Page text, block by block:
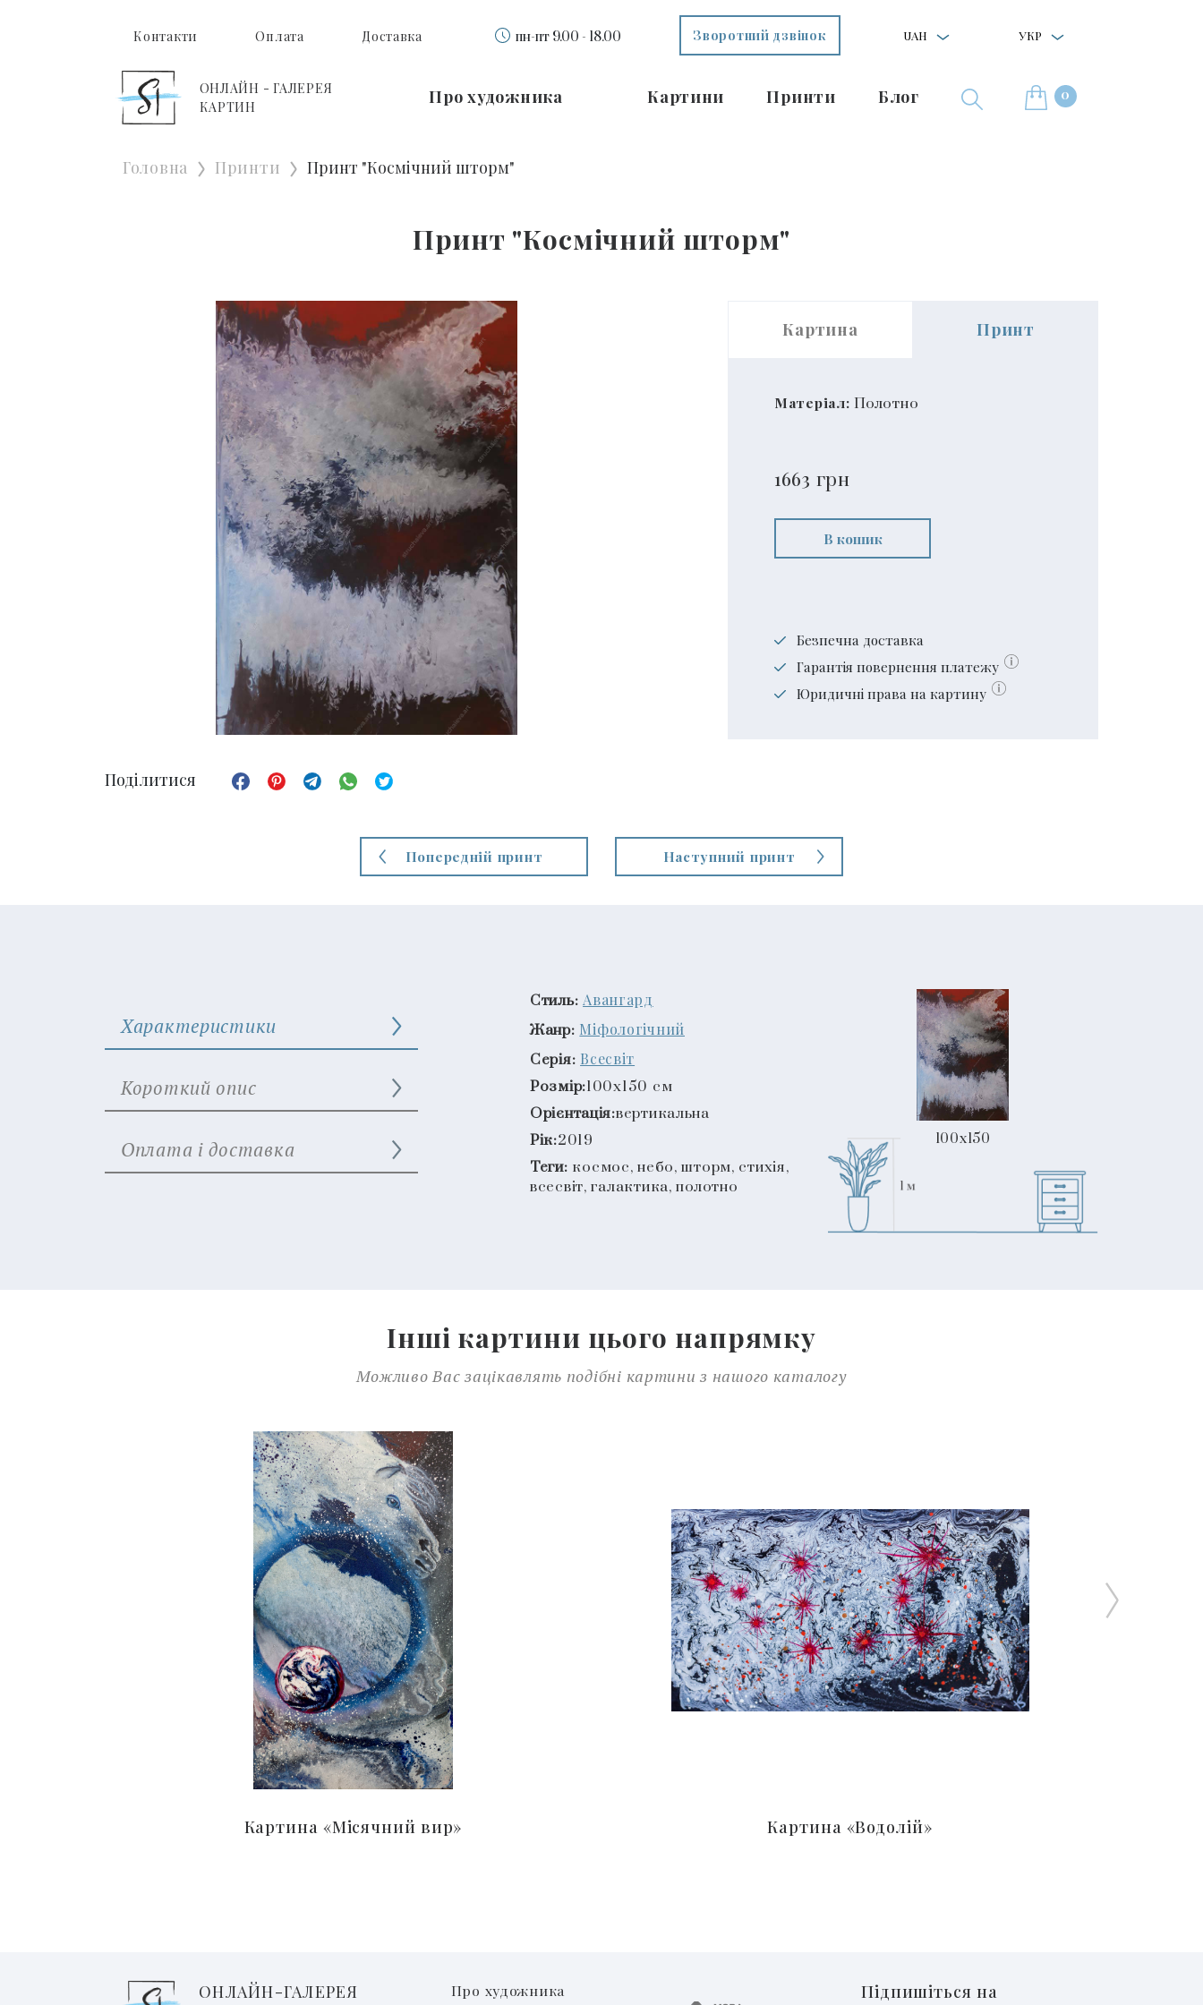
Контакти Оплата Доставка пн-пт 9.00 - 18.00 Зворотний дзвінок UAH УКР
ОНЛАЙН - ГАЛЕРЕЯ
КАРТИН
Про художника Картини Принти Блог 0
Головна Принти Принт "Космічний шторм"
Принт "Космічний шторм"
Картина Принт
Матеріал: Полотно
1663 грн
В кошик
Безпечна доставка
Гарантія повернення платежу
Юридичні права на картину
Поділитися
Попередній принт Наступний принт
Характеристики
Короткий опис
Оплата і доставка
Стиль: Авангард
Жанр: Міфологічний
Серія: Всесвіт
Розмір:100x150 см
Орієнтація:вертикальна
Рік:2019
Теги: космос, небо, шторм, стихія,
всесвіт, галактика, полотно
100x150
Інші картини цього напрямку
Можливо Вас зацікавлять подібні картини з нашого каталогу
Картина «Місячний вир» Картина «Водолій»
ОНЛАЙН-ГАЛЕРЕЯ
Про художника
Підпишіться на